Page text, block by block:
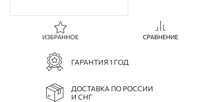
ИЗБРАННОЕ СРАВНЕНИЕ
ГАРАНТИЯ 1 ГОД
ДОСТАВКА ПО РОССИИ
И СНГ